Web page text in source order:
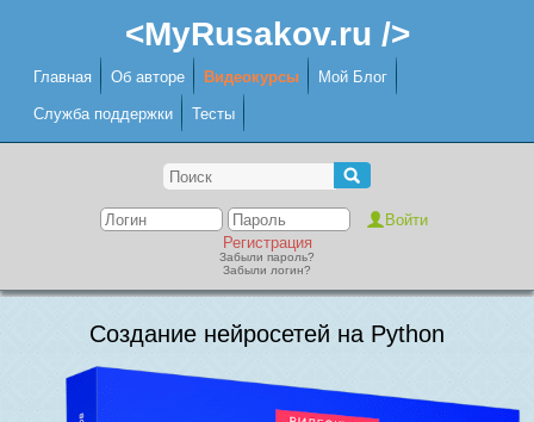
<MyRusakov.ru />
Главная Об авторе Видеокурсы Мой Блог
Служба поддержки Тесты
Регистрация
Забыли пароль?
Забыли логин?
Создание нейросетей на Python